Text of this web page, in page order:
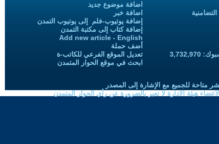
اضافة موضوع جديد
اضافة خبر
إضافة يوتيوب-فلم إلى يوتيوب التمدن
إضافة كتاب إلى مكتبة التمدن
Add new article - English
أضف حملة
تعديل الموقع الفرعي للكاتب-ة
ابحث في موقع الحوار المتمدن
متاحة للجميع مع الإشارة إلى المصدر
هيئة الادارة لا تعبر بالضرورة عن رأي الحوار المتمدن